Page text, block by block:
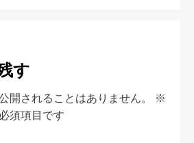
す
開されることはありません。
※
須項目です